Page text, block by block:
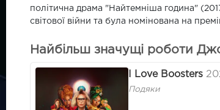
політична драма "Найтемніша година"
світової війни та була номінована на
Найбільш значущі роботи
I Love Boosters
Подяки